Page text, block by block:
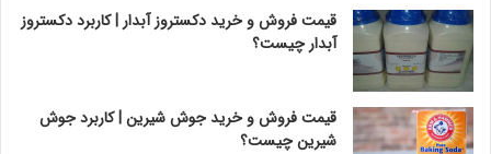
قیمت فروش و خرید دکستروز آبدار | کاربرد دکستروز
آبدار چیست؟
قیمت فروش و خرید جوش شیرین | کاربرد جوش
شیرین چیست؟